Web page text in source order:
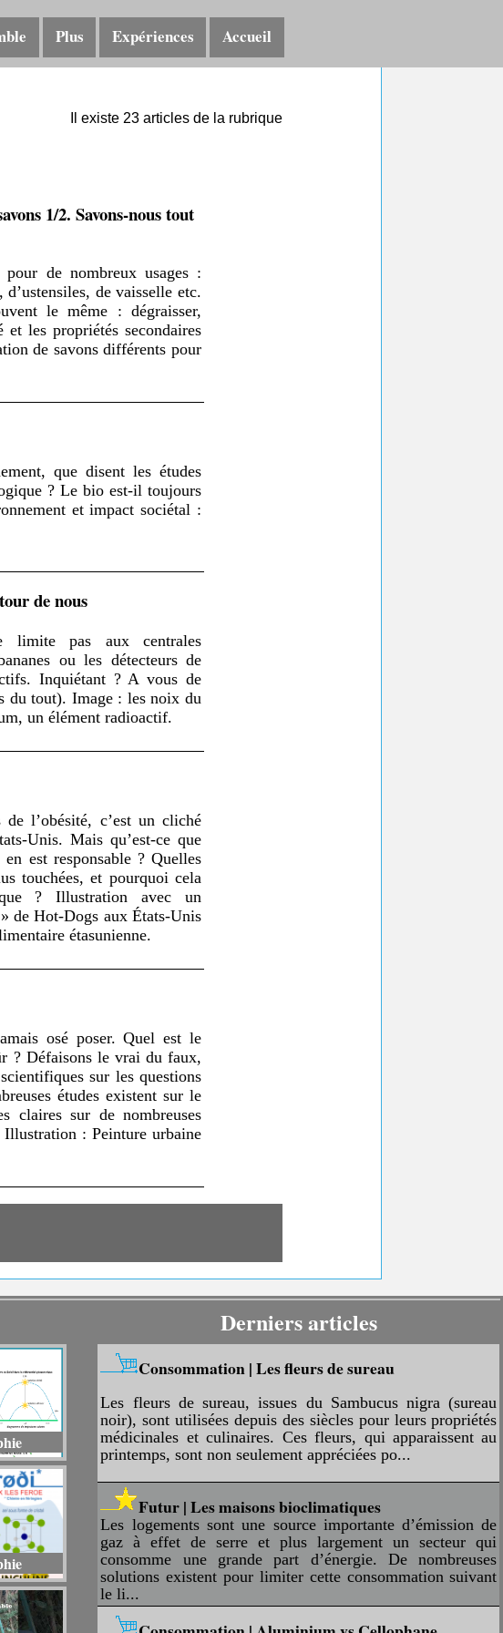
Plus Expériences Accueil
Il existe 23 articles de la rubrique
1/2. Savons-nous tout
de nombreux usages :
de vaisselle etc.
le même : dégraisser,
et les propriétés secondaires
de savons différents pour
que disent les études
? Le bio est-il toujours
et impact sociétal :
de nous
limite pas aux centrales
ou les détecteurs de
Inquiétant ? A vous de
du tout). Image : les noix du
un élément radioactif.
l’obésité, c’est un cliché
Unis. Mais qu’est-ce que
est responsable ? Quelles
touchées, et pourquoi cela
? Illustration avec un
de Hot-Dogs aux États-Unis
étasunienne.
osé poser. Quel est le
? Défaisons le vrai du faux,
sur les questions
études existent sur le
claires sur de nombreuses
: Peinture urbaine
Derniers articles
Consommation | Les fleurs de sureau
Les fleurs de sureau, issues du Sambucus nigra (sureau
noir), sont utilisées depuis des siècles pour leurs propriétés
médicinales et culinaires. Ces fleurs, qui apparaissent au
printemps, sont non seulement appréciées po...
Futur | Les maisons bioclimatiques
Les logements sont une source importante d’émission de
gaz à effet de serre et plus largement un secteur qui
consomme une grande part d’énergie. De nombreuses
solutions existent pour limiter cette consommation suivant
le li...